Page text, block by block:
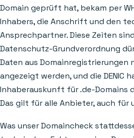
Domain geprüft hat, bekam per
Inhabers, die Anschrift und den
Ansprechpartner. Diese Zeiten
Datenschutz-Grundverordnung
Daten aus
angezeigt werden, und die DENIC
Inhaberauskunft für .de-Domains
Das gilt für alle Anbieter, auch für
Was unser Domaincheck